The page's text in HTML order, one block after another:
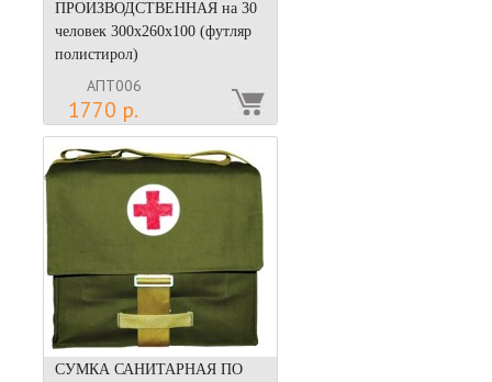
ПРОИЗВОДСТВЕННАЯ на 30
человек 300х260х100 (футляр
полистирол)
АПТ006
1770 р.
СУМКА САНИТАРНАЯ ПО